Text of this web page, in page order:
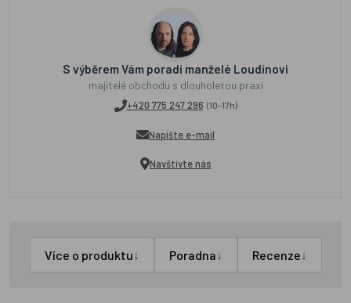
S výběrem Vám poradí manželé Loudínovi
majitelé obchodu s dlouholetou praxí
+420 775 247 296 (10-17h)
Napište e-mail
Navštivte nás
Více o produktu↓ Poradna↓ Recenze↓